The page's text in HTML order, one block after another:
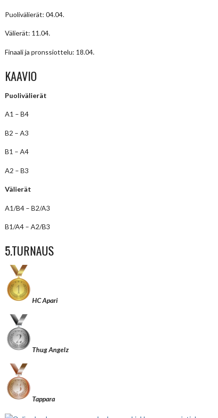
Puolivälierät: 04.04.
Välierät: 11.04.
Finaali ja pronssiottelu: 18.04.
KAAVIO
Puolivälierät
A1 – B4
B2 – A3
B1 – A4
A2 – B3
Välierät
A1/B4 – B2/A3
B1/A4 – A2/B3
5.TURNAUS
HC Apari
Thug Angelz
Tappara